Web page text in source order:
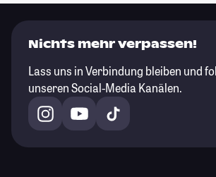
Nichts mehr verpassen!
Lass uns in Verbindung bleiben und
unseren Social-Media Kanälen.